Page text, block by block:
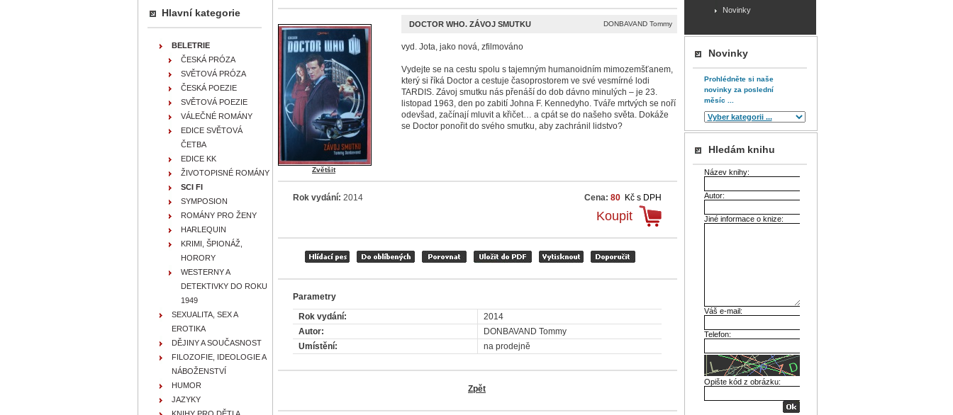
Zvětšit
DOCTOR WHO. ZÁVOJ SMUTKU DONBAVAND Tommy
vyd. Jota, jako nová, zfilmováno
Vydejte se na cestu spolu s tajemným humanoidním mimozemšťanem,
který si říká Doctor a cestuje časoprostorem ve své vesmírné lodi
TARDIS. Závoj smutku nás přenáší do dob dávno minulých – je 23.
listopad 1963, den po zabití Johna F. Kennedyho. Tváře mrtvých se noří
odevšad, začínají mluvit a křičet… a cpát se do našeho světa. Dokáže
se Doctor ponořit do svého smutku, aby zachránil lidstvo?
Rok vydání: 2014 Cena: 80 Kč s DPH
Koupit
Parametry
Rok vydání:
2014
Autor:
DONBAVAND Tommy
Umístění:
na prodejně
Zpět
Hlavní kategorie
BELETRIE
ČESKÁ PRÓZA
SVĚTOVÁ PRÓZA
ČESKÁ POEZIE
SVĚTOVÁ POEZIE
VÁLEČNÉ ROMÁNY
EDICE SVĚTOVÁ
ČETBA
EDICE KK
ŽIVOTOPISNÉ ROMÁNY
SCI FI
SYMPOSION
ROMÁNY PRO ŽENY
HARLEQUIN
KRIMI, ŠPIONÁŽ,
HORORY
WESTERNY A
DETEKTIVKY DO ROKU
1949
SEXUALITA, SEX A
EROTIKA
DĚJINY A SOUČASNOST
FILOZOFIE, IDEOLOGIE A
NÁBOŽENSTVÍ
HUMOR
JAZYKY
Novinky
Novinky
Prohlédněte si naše
novinky za poslední
měsíc ...
Hledám knihu
Název knihy:
Autor:
Jiné informace o knize:
Váš e-mail:
Telefon:
Opište kód z obrázku: